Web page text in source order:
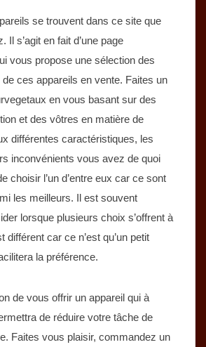
se trouvent dans ce site que
Il s’agit en fait d’une page
vous propose une sélection des
ces appareils en vente. Faites un
en vous basant sur des
et des vôtres en matière de
différentes caractéristiques, les
inconvénients vous avez de quoi
choisir l’un d’entre eux car ce sont
les meilleurs. Il est souvent
lorsque plusieurs choix s’offrent à
différent car ce n’est qu’un petit
la préférence.
de vous offrir un appareil qui à
de réduire votre tâche de
Faites vous plaisir, commandez un